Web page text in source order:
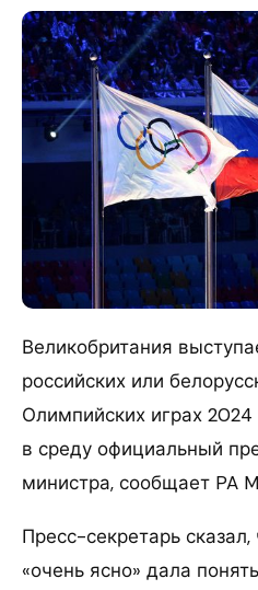
Великобритания
российских или
Олимпийских играх
в среду официальный
министра, сообщает PA
Пресс-секретарь
«очень ясно» дала